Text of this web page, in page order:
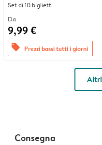
Set di 10 biglietti
Da
9,99 €
offers Prezzi bassi tutti i giorni
Consegna